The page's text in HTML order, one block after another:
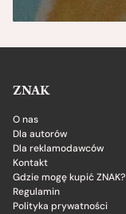
ZNAK
O nas
Dla autorów
Dla reklamodawców
Kontakt
Gdzie mogę kupić ZNAK?
Regulamin
Polityka prywatności